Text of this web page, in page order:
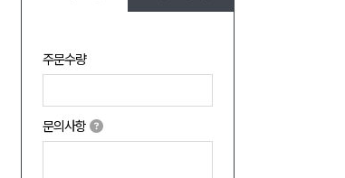
주문수량
문의사항